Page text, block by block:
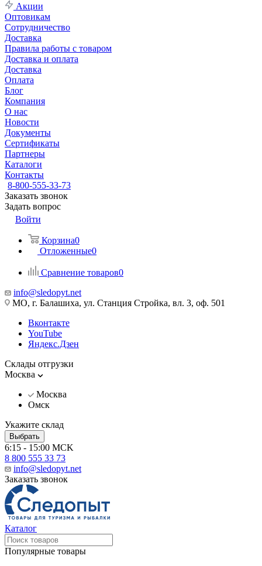
Акции
Оптовикам
Сотрудничество
Доставка
Правила работы с товаром
Доставка и оплата
Доставка
Оплата
Блог
Компания
О нас
Новости
Документы
Сертификаты
Партнеры
Каталоги
Контакты
8-800-555-33-73
Заказать звонок
Задать вопрос
Войти
Корзина0
Отложенные0
Сравнение товаров0
info@sledopyt.net
МО, г. Балашиха, ул. Станция Стройка, вл. 3, оф. 501
Вконтакте
YouTube
Яндекс.Дзен
Склады отгрузки
Москва
Москва
Омск
Укажите склад
Выбрать
6:15 - 15:00 MCK
8 800 555 33 73
info@sledopyt.net
Заказать звонок
Каталог
Популярные товары